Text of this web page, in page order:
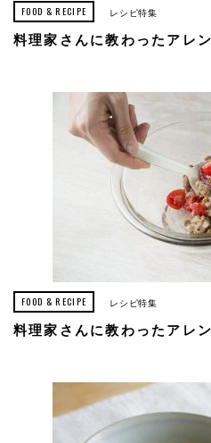
FOOD & RECIPE レシピ特集
料理家さんに教わったアレ
FOOD & RECIPE レシピ特集
料理家さんに教わったアレ